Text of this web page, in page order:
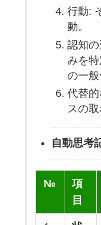
行動:
動。
認知
みを
の一般
代替
スの取
自動思考
№
項
目